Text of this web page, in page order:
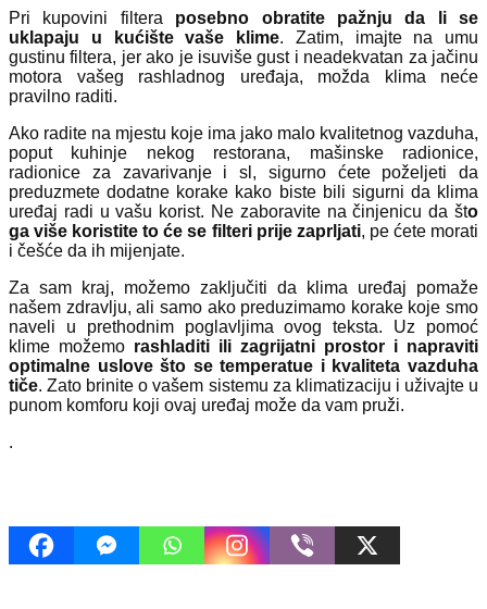
Pri kupovini filtera posebno obratite pažnju da li se
uklapaju u kućište vaše klime. Zatim, imajte na umu
gustinu filtera, jer ako je isuviše gust i neadekvatan za jačinu
motora vašeg rashladnog uređaja, možda klima neće
pravilno raditi.
Ako radite na mjestu koje ima jako malo kvalitetnog vazduha,
poput kuhinje nekog restorana, mašinske radionice,
radionice za zavarivanje i sl, sigurno ćete poželjeti da
preduzmete dodatne korake kako biste bili sigurni da klima
uređaj radi u vašu korist. Ne zaboravite na činjenicu da što
ga više koristite to će se filteri prije zaprljati, pe ćete morati
i češće da ih mijenjate.
Za sam kraj, možemo zaključiti da klima uređaj pomaže
našem zdravlju, ali samo ako preduzimamo korake koje smo
naveli u prethodnim poglavljima ovog teksta. Uz pomoć
klime možemo rashladiti ili zagrijatni prostor i napraviti
optimalne uslove što se temperatue i kvaliteta vazduha
tiče. Zato brinite o vašem sistemu za klimatizaciju i uživajte u
punom komforu koji ovaj uređaj može da vam pruži.
.